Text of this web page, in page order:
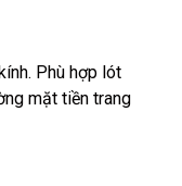
Phù hợp lót
mặt tiền trang